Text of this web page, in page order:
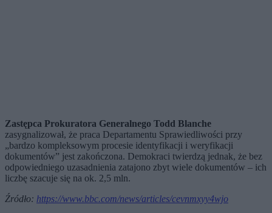
Zastępca Prokuratora Generalnego Todd Blanche
zasygnalizował, że praca Departamentu Sprawiedliwości przy
„bardzo kompleksowym procesie identyfikacji i weryfikacji
dokumentów” jest zakończona. Demokraci twierdzą jednak, że bez
odpowiedniego uzasadnienia zatajono zbyt wiele dokumentów – ich
liczbę szacuje się na ok. 2,5 mln.
Źródło: https://www.bbc.com/news/articles/cevnmxyy4wjo